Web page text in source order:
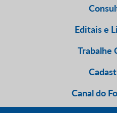
Editais e
Trabalhe
Canal do